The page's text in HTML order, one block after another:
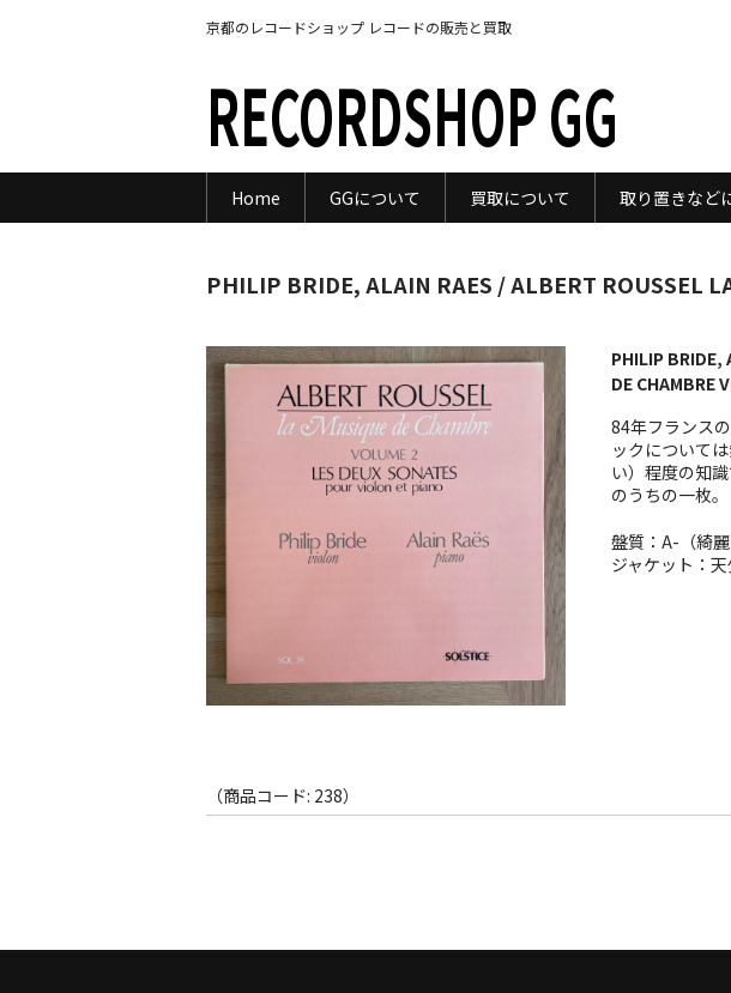
京都のレコードショップ レコードの販売と買取
RECORDSHOP GG
Home GGについて 買取について 取り置きなど
PHILIP BRIDE, ALAIN RAES / ALBERT ROUSSEL
PHILIP BRIDE,
DE CHAMBRE
84年フランス
ックについて
い）程度の知
のうちの一枚。
盤質：A-（綺
ジャケット：
（商品コード: 238）